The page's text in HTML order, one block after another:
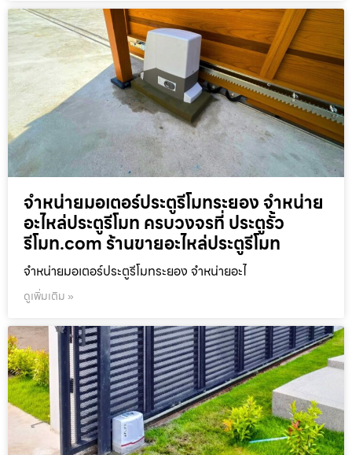
จำหน่ายมอเตอร์ประตูรีโมทระยอง จำหน่าย
อะไหล่ประตูรีโมท ครบวงจรที่ ประตูรั้ว
รีโมท.com ร้านขายอะไหล่ประตูรีโมท
จำหน่ายมอเตอร์ประตูรีโมทระยอง จำหน่ายอะไ
ดูเพิ่มเติม »